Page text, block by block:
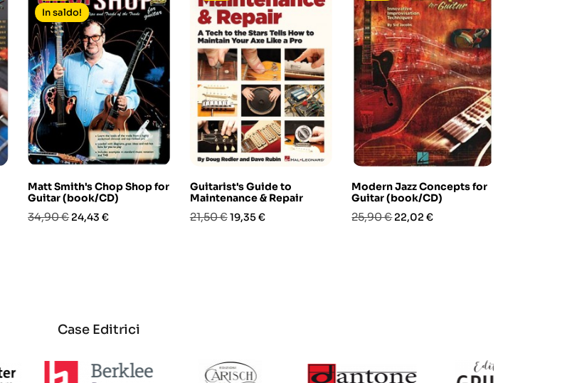
Matt Smith's Chop Shop for
Guitar (book/CD)
Prezzo
34,90 € Prezzo
24,43 €
In saldo!
Guitarist's Guide to
Maintenance & Repair
Prezzo
21,50 €Prezzo
19,35 €
Modern Jazz Concepts for
Guitar (book/CD)
Prezzo
25,90 €Prezzo
22,02 €
Case Editrici